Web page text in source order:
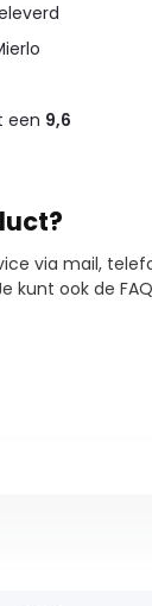
een 9,6
via mail,
kunt ook de